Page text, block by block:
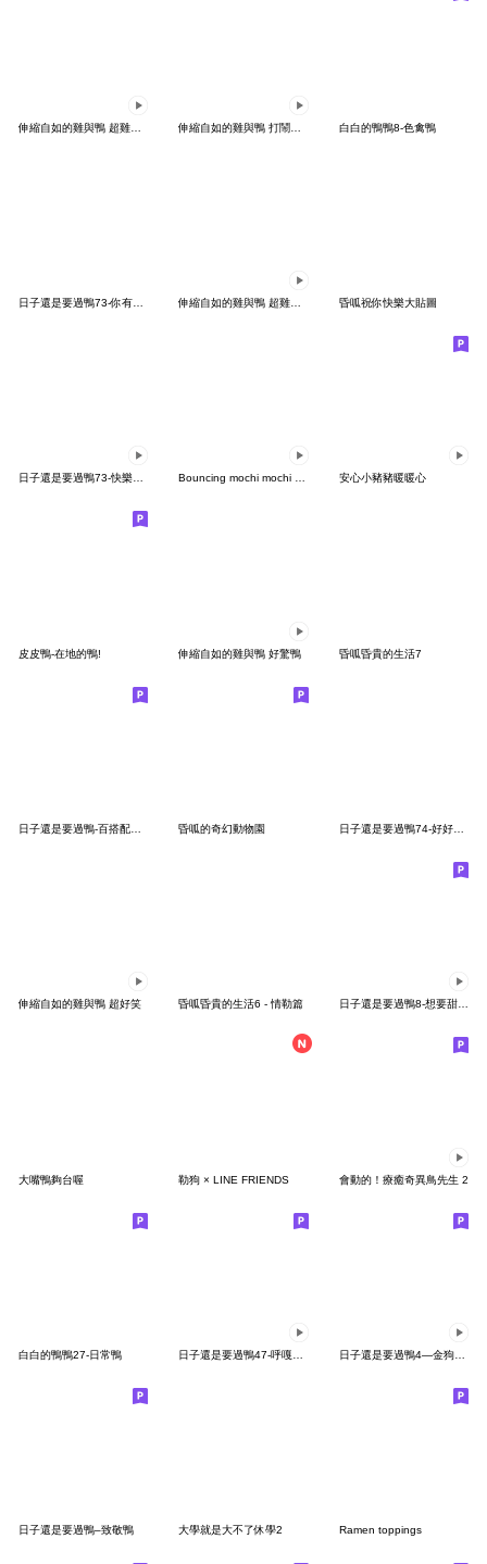
白白的鴨鴨8-色禽鴨
昏呱祝你快樂大貼圖
日子還是要過鴨73-快樂小鴨鴨 Bouncing mochi mochi ducks2 安心小豬豬暖暖心
皮皮鴨-在地的鴨! 伸縮自如的雞與鴨 好驚鴨 昏呱昏貴的生活7
昏呱的奇幻動物園 日子還是要過鴨74-好好喔都有曖昧大象
伸縮自如的雞與鴨 超好笑 昏呱昏貴的生活6 - 情勒篇 日子還是要過鴨8-想要甜甜的戀愛鴨
大嘴鴨夠台喔 勒狗 × LINE FRIENDS 會動的！療癒奇異鳥先生 2
白白的鴨鴨27-日常鴨 日子還是要過鴨4—金狗背鴨
日子還是要過鴨–致敬鴨 大學就是大不了休學2 Ramen toppings